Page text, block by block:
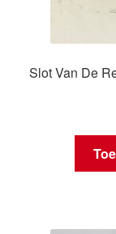
Slot Van De